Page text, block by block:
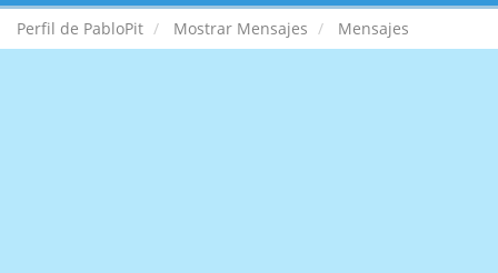
Perfil de PabloPit Mostrar Mensajes Mensajes